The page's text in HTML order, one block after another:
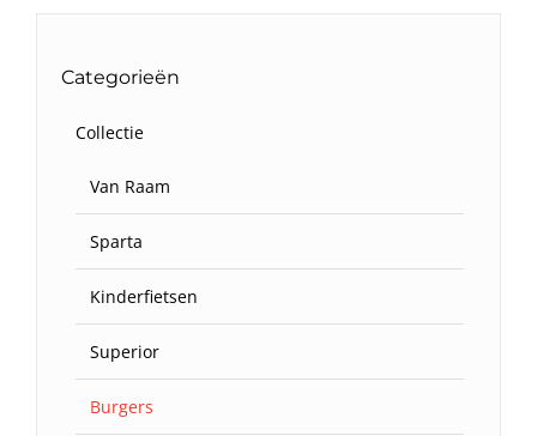
Categorieën
Collectie
Van Raam
Sparta
Kinderfietsen
Superior
Burgers